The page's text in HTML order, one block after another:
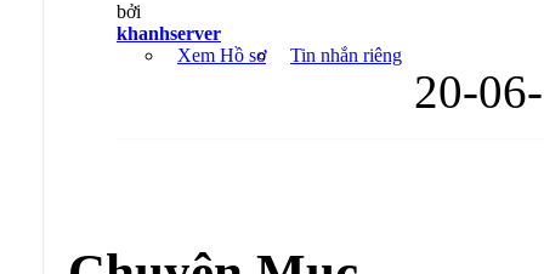
bởi
khanhserver
Xem Hồ sơ
Tin nhắn riêng
20-